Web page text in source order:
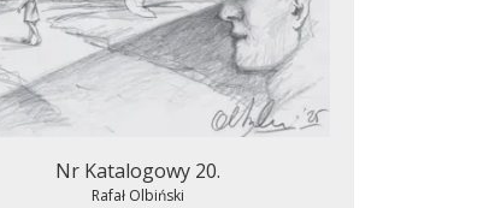
Nr Katalogowy 20.
Rafał Olbiński